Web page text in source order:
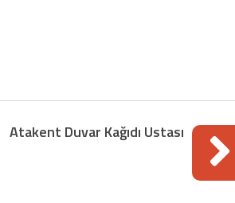
Atakent Duvar Kağıdı Ustası